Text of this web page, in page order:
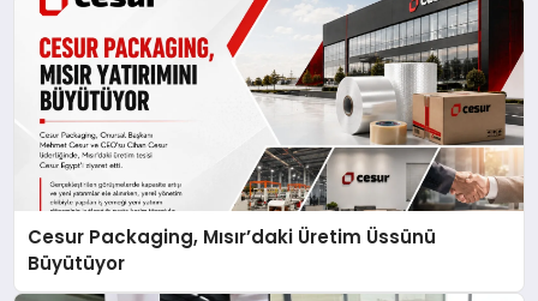
Cesur Packaging, Mısır’daki Üretim Üssünü
Büyütüyor